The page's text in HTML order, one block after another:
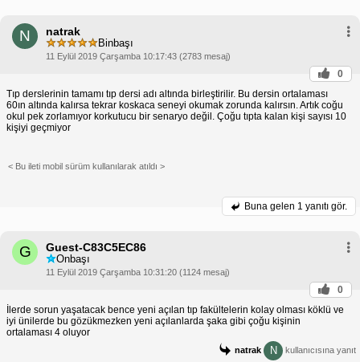
bazı ipuçları şunlardır:
çalışın.
Çalışma saatlerinizi planlayın ve bunlara sadık
Kişisel sorunlarınızı etkili bir şekilde yönetin.
Önceki sınıflardan yeterli notlar alın.
Alttan ders alma ve üstten ders alma imkanlarını
N natrak
Binbaşı
11 Eylül 2019 Çarşamba 10:17:43 (2783 mesaj)
0
Tıp derslerinin tamamı tıp dersi adı altında birleştirilir. Bu dersin ortalaması
60ın altında kalırsa tekrar koskaca seneyi okumak zorunda kalırsın. Artık coğu
okul pek zorlamıyor korkutucu bir senaryo değil. Çoğu tıpta kalan kişi sayısı 10
kişiyi geçmiyor
< Bu ileti mobil sürüm kullanılarak atıldı >
Buna gelen 1 yanıtı gör.
G Guest-C83C5EC86
Onbaşı
11 Eylül 2019 Çarşamba 10:31:20 (1124 mesaj)
0
İlerde sorun yaşatacak bence yeni açılan tıp fakültelerin kolay olması köklü ve
iyi ünilerde bu gözükmezken yeni açılanlarda şaka gibi çoğu kişinin
ortalaması 4 oluyor
natrak N kullanıcısına yanıt